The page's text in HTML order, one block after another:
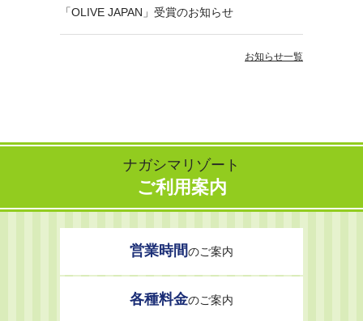
「OLIVE JAPAN」受賞のお知らせ
お知らせ一覧
ナガシマリゾート
ご利用案内
営業時間のご案内
各種料金のご案内